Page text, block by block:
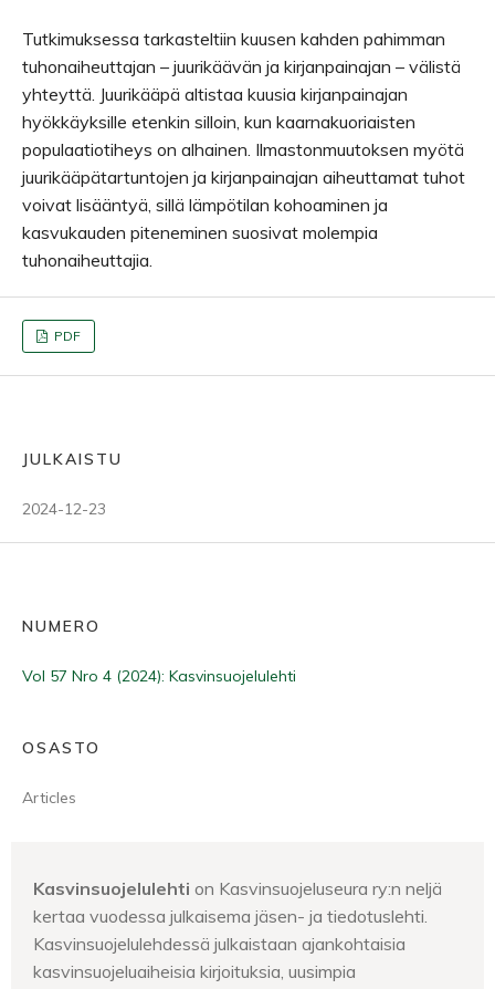
Tutkimuksessa tarkasteltiin kuusen kahden pahimman
tuhonaiheuttajan – juurikäävän ja kirjanpainajan – välistä
yhteyttä. Juurikääpä altistaa kuusia kirjanpainajan
hyökkäyksille etenkin silloin, kun kaarnakuoriaisten
populaatiotiheys on alhainen. Ilmastonmuutoksen myötä
juurikääpätartuntojen ja kirjanpainajan aiheuttamat tuhot
voivat lisääntyä, sillä lämpötilan kohoaminen ja
kasvukauden piteneminen suosivat molempia
tuhonaiheuttajia.
PDF
JULKAISTU
2024-12-23
NUMERO
Vol 57 Nro 4 (2024): Kasvinsuojelulehti
OSASTO
Articles
Kasvinsuojelulehti on Kasvinsuojeluseura ry:n neljä
kertaa vuodessa julkaisema jäsen- ja tiedotuslehti.
Kasvinsuojelulehdessä julkaistaan ajankohtaisia
kasvinsuojeluaiheisia kirjoituksia, uusimpia